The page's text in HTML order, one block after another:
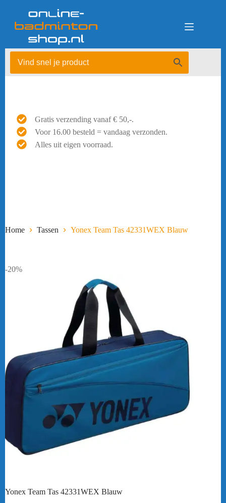
Gratis verzending vanaf € 50,-.
Voor 16.00 besteld = vandaag verzonden.
Alles uit eigen voorraad.
Home Tassen Yonex Team Tas 42331WEX Blauw
-20%
Yonex Team Tas 42331WEX Blauw